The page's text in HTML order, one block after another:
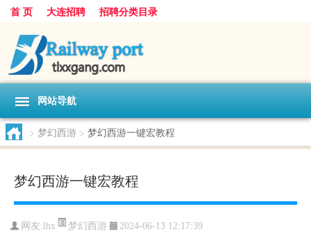
首 页 大连招聘 招聘分类目录
网站导航
> 梦幻西游 > 梦幻西游一键宏教程
梦幻西游一键宏教程
网友: lhx 梦幻西游 2024-06-13 12:17:39